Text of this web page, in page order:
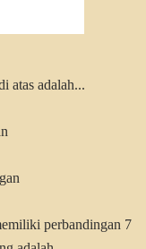
atas adalah...
perbandingan 7